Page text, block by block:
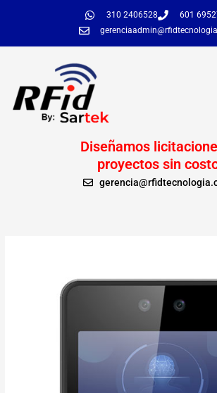
310 2406528
601
Diseñamos
proyectos sin